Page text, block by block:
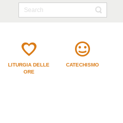
LITURGIA DELLE
ORE
CATECHISMO